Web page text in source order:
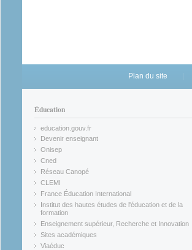
Plan du site
Éducation
education.gouv.fr
(link is external)
Devenir enseignant
(link is external)
Onisep
(link is external)
Cned
(link is external)
Réseau Canopé
(link is external)
CLEMI
(link is external)
France Éducation International
(link is external)
Institut des hautes études de l'éducation et de la
formation
(link is external)
Enseignement supérieur, Recherche et Innovation
(link is external)
Sites académiques
(link is external)
Viaéduc